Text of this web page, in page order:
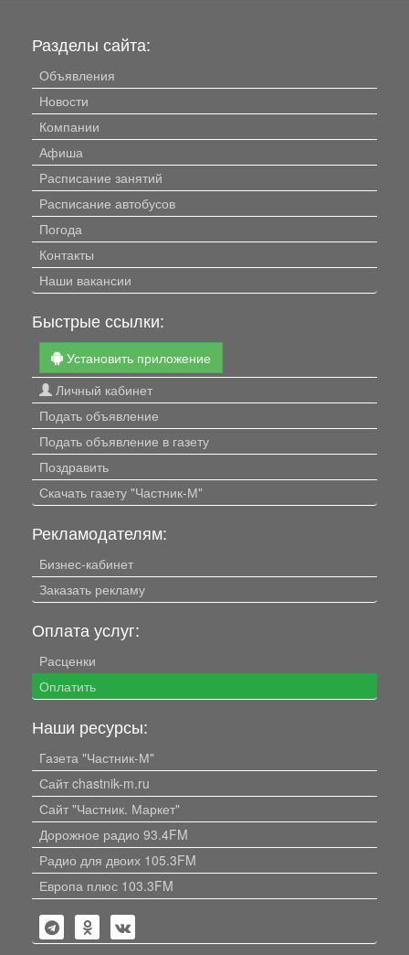
Разделы сайта:
Объявления
Новости
Компании
Афиша
Расписание занятий
Расписание автобусов
Погода
Контакты
Наши вакансии
Быстрые ссылки:
Установить приложение
Личный кабинет
Подать объявление
Подать объявление в газету
Поздравить
Скачать газету "Частник-М"
Рекламодателям:
Бизнес-кабинет
Заказать рекламу
Оплата услуг:
Расценки
Оплатить
Наши ресурсы:
Газета "Частник-М"
Сайт chastnik-m.ru
Сайт "Частник. Маркет"
Дорожное радио 93.4FM
Радио для двоих 105.3FM
Европа плюс 103.3FM